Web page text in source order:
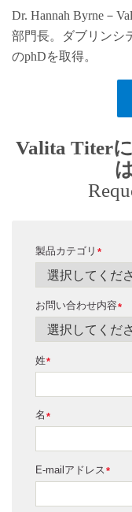
Dr. Hannah Byrne－
部門長。ダブリンシ
のphDを取得。
Valita Titer
*
製品カテゴリ
*
お問い合わせ内容
*
姓
*
名
*
E-mailアドレス